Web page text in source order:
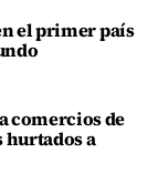
el primer país
comercios de
a